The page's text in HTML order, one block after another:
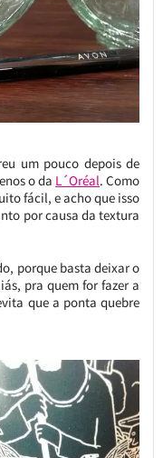
um pouco depois de
o da L´Oréal. Como
fácil, e acho que isso
por causa da textura
porque basta deixar o
pra quem for fazer a
que a ponta quebre